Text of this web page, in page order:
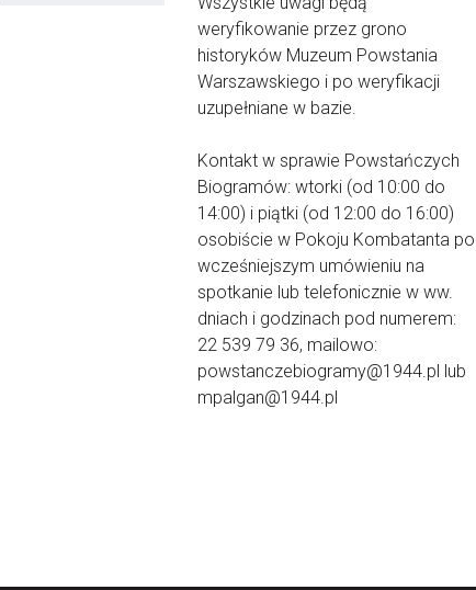
weryfikowanie przez grono
historyków Muzeum Powstania
Warszawskiego i po weryfikacji
uzupełniane w bazie.
Kontakt w sprawie Powstańczych
Biogramów: wtorki (od 10:00 do
14:00) i piątki (od 12:00 do 16:00)
osobiście w Pokoju Kombatanta po
wcześniejszym umówieniu na
spotkanie lub telefonicznie w ww.
dniach i godzinach pod numerem:
22 539 79 36, mailowo:
powstanczebiogramy@1944.pl lub
mpalgan@1944.pl